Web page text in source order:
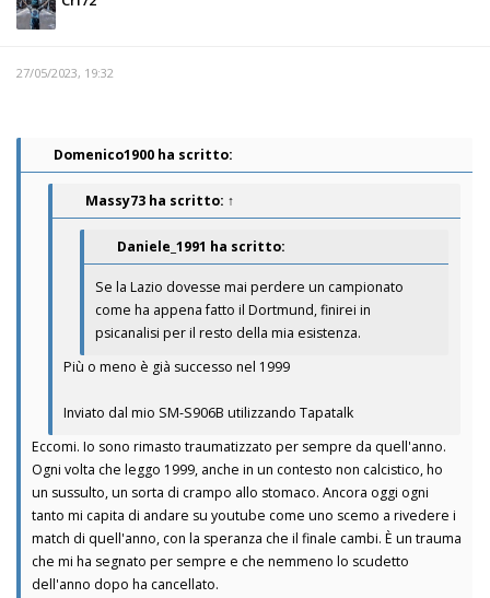
27/05/2023, 19:32
Domenico1900 ha scritto:
Massy73 ha scritto: ↑
Daniele_1991 ha scritto:
Se la Lazio dovesse mai perdere un campionato
come ha appena fatto il Dortmund, finirei in
psicanalisi per il resto della mia esistenza.
Più o meno è già successo nel 1999
Inviato dal mio SM-S906B utilizzando Tapatalk
Eccomi. Io sono rimasto traumatizzato per sempre da quell'anno.
Ogni volta che leggo 1999, anche in un contesto non calcistico, ho
un sussulto, un sorta di crampo allo stomaco. Ancora oggi ogni
tanto mi capita di andare su youtube come uno scemo a rivedere i
match di quell'anno, con la speranza che il finale cambi. È un trauma
che mi ha segnato per sempre e che nemmeno lo scudetto
dell'anno dopo ha cancellato.